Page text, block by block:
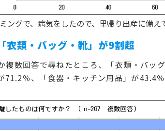
タイミングで、病気をしたの
類・バッグ・靴」が9割超
数回答で尋ねたところ、「衣類・バッ
71.2％、「食器・キッチン用品」が43.4